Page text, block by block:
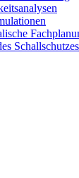
Schallschutzes